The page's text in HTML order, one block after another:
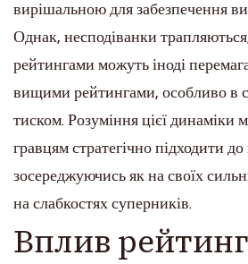
вирішальною для забезпечення
Однак, несподіванки
рейтингами можуть іноді
вищими рейтингами, особливо в
тиском. Розуміння цієї динаміки
гравцям стратегічно підходити до
зосереджуючись як на своїх
на слабкостях суперників.
Вплив